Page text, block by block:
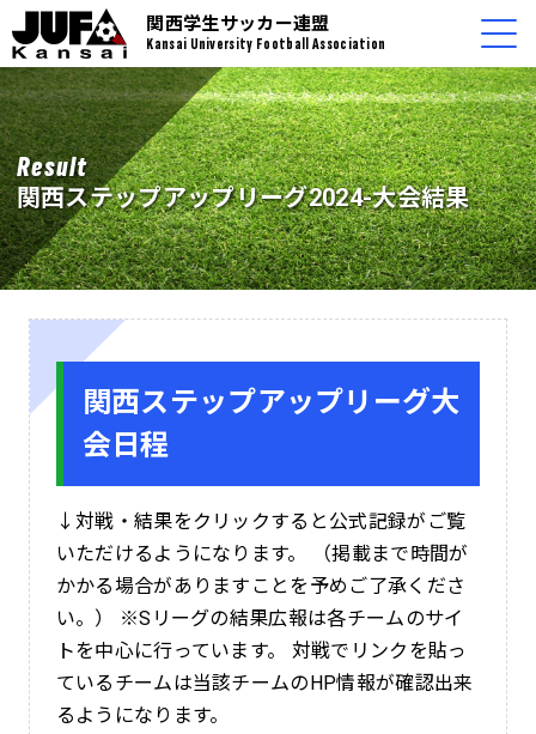
関西学生サッカー連盟
Kansai University Football Association
Result
関西ステップアップリーグ2024-大会結果
関西ステップアップリーグ大
会日程
↓対戦・結果をクリックすると公式記録がご覧
いただけるようになります。 （掲載まで時間が
かかる場合がありますことを予めご了承くださ
い。） ※Sリーグの結果広報は各チームのサイ
トを中心に行っています。 対戦でリンクを貼っ
ているチームは当該チームのHP情報が確認出来
るようになります。